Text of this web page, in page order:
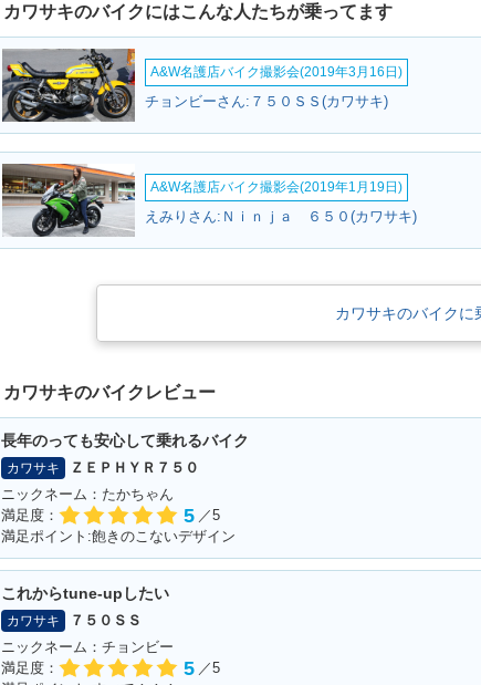
カワサキのバイクにはこんな人たちが乗ってます
A&W名護店バイク撮影会(2019年3月16日)
チョンビーさん:７５０ＳＳ(カワサキ)
A&W名護店バイク撮影会(2019年1月19日)
えみりさん:Ｎｉｎｊａ ６５０(カワサキ)
カワサキのバイクに
カワサキのバイクレビュー
長年のっても安心して乗れるバイク
カワサキ
ＺＥＰＨＹＲ７５０
ニックネーム：たかちゃん
満足度：
5 ／5
満足ポイント:飽きのこないデザイン
これからtune‐upしたい
カワサキ
７５０ＳＳ
ニックネーム：チョンビー
満足度：
5 ／5